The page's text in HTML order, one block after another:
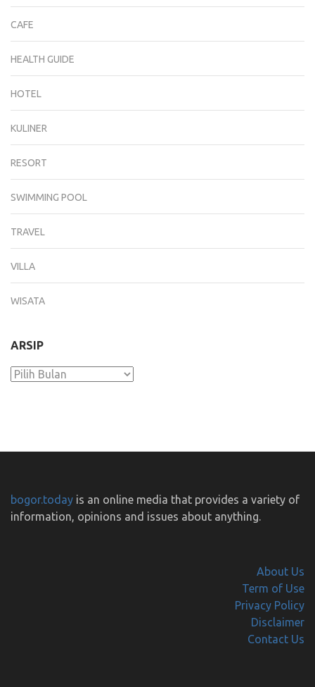
CAFE
HEALTH GUIDE
HOTEL
KULINER
RESORT
SWIMMING POOL
TRAVEL
VILLA
WISATA
ARSIP
Arsip
bogor.today is an online media that provides a variety of
information, opinions and issues about anything.
About Us
Term of Use
Privacy Policy
Disclaimer
Contact Us